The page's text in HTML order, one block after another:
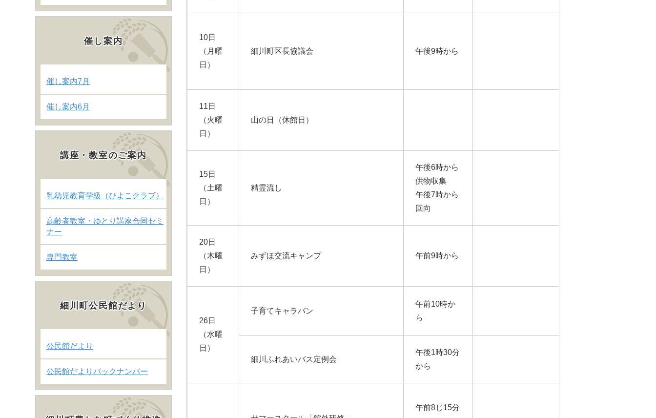
10日
（月曜
日）
細川町区長協議会 午後9時から
11日
（火曜
日）
山の日（休館日）
15日
（土曜
日）
精霊流し
午後6時から
供物収集
午後7時から
回向
20日
（木曜
日）
みずほ交流キャンプ 午前9時から
26日
（水曜
日）
子育てキャラバン
午前10時か
ら
細川ふれあいバス定例会
午後1時30分
から
午前8じ15分
催し案内
催し案内7月
催し案内6月
講座・教室のご案内
乳幼児教育学級（ひよこクラブ）
高齢者教室・ゆとり講座合同セミ
ナー
専門教室
細川町公民館だより
公民館だより
公民館だよりバックナンバー